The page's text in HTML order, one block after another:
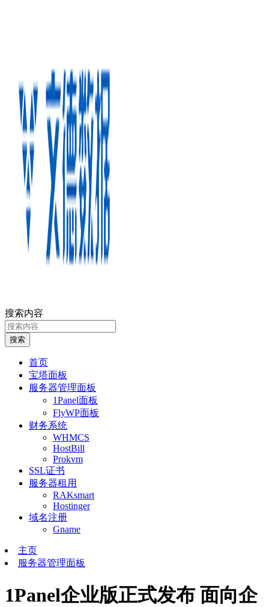
搜索内容
搜索
首页
宝塔面板
服务器管理面板
1Panel面板
FlyWP面板
财务系统
WHMCS
HostBill
Prokvm
SSL证书
服务器租用
RAKsmart
Hostinger
域名注册
Gname
主页
服务器管理面板
1Panel企业版正式发布 面向企